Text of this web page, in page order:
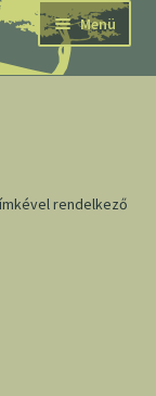
Menü
rendelkező